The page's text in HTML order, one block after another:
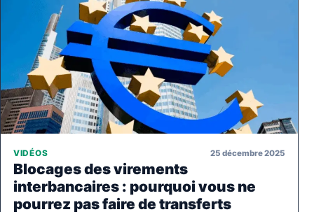
VIDÉOS 25 décembre 2025
Blocages des virements
interbancaires : pourquoi vous ne
pourrez pas faire de transferts